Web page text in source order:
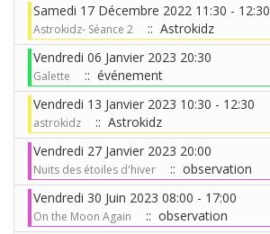
Samedi 17 Décembre 2022 11:30 - 12:30
Astrokidz- Séance 2
:: Astrokidz
Vendredi 06 Janvier 2023 20:30
Galette
:: événement
Vendredi 13 Janvier 2023 10:30 - 12:30
astrokidz
:: Astrokidz
Vendredi 27 Janvier 2023 20:00
Nuits des étoiles d'hiver
:: observation
Vendredi 30 Juin 2023 08:00 - 17:00
On the Moon Again
:: observation